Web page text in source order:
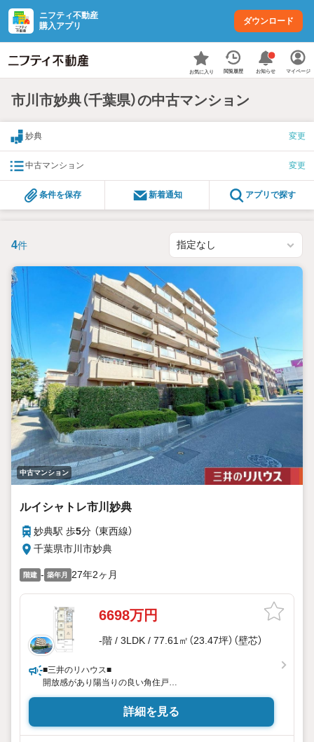
ニフティ不動産
購入アプリ
ダウンロード
お気に入り 閲覧履歴 お知らせ マイページ
市川市妙典（千葉県）の中古マンション
妙典 変更
中古マンション 変更
条件を保存 新着通知 アプリで探す
4件
中古マンション
ルイシャトレ市川妙典
妙典駅 歩5分 （東西線）
千葉県市川市妙典
階建 - 築年月 27年2ヶ月
6698万円
-階 / 3LDK / 77.61㎡（23.47坪）（壁芯）
■三井のリハウス■
開放感があり陽当りの良い角住戸
約27平米の専用庭付
詳細を見る